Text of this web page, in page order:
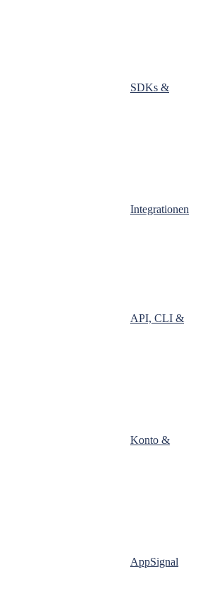
SDKs &
Integrationen
API, CLI &
Konto &
AppSignal